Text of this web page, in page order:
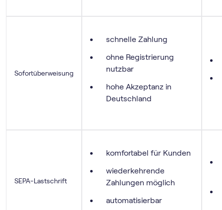
Sofortüberweisung
schnelle Zahlung
ohne Registrierung
nutzbar
hohe Akzeptanz in
Deutschland
SEPA-Lastschrift
komfortabel für Kunden
wiederkehrende
Zahlungen möglich
automatisierbar